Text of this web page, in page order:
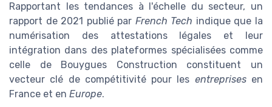
Rapportant les tendances à l'échelle du secteur, un
rapport de 2021 publié par French Tech indique que la
numérisation des attestations légales et leur
intégration dans des plateformes spécialisées comme
celle de Bouygues Construction constituent un
vecteur clé de compétitivité pour les entreprisesen
France et en Europe.